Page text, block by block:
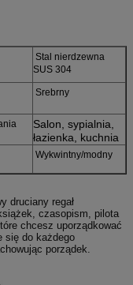
Stal nierdzewna
SUS 304
Srebrny
Salon, sypialnia,
łazienka, kuchnia
Wykwintny/modny
druciany regał
czasopism, pilota
chcesz uporządkować
się do każdego
porządek.